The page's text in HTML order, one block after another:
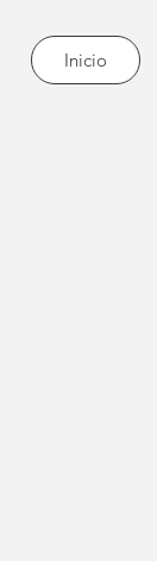
Inicio